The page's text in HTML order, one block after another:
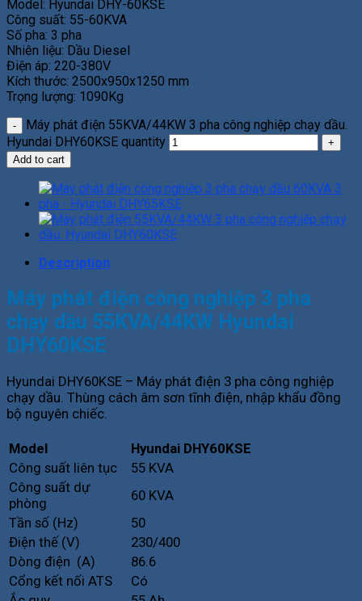
Model: Hyundai DHY-60KSE
Công suất: 55-60KVA
Số pha: 3 pha
Nhiên liệu: Dầu Diesel
Điện áp: 220-380V
Kích thước: 2500x950x1250 mm
Trọng lượng: 1090Kg
Máy phát điện 55KVA/44KW 3 pha công nghiệp chạy dầu.
Hyundai DHY60KSE quantity
Add to cart
Description
Máy phát điện công nghiệp 3 pha
chạy dầu 55KVA/44KW Hyundai
DHY60KSE
Hyundai DHY60KSE – Máy phát điện 3 pha công nghiệp
chạy dầu. Thùng cách âm sơn tĩnh điện, nhập khẩu đồng
bộ nguyên chiếc.
Model
Hyundai DHY60KSE
Công suất liên tục
55 KVA
Công suất dự
phòng
60 KVA
Tần số (Hz)
50
Điện thế (V)
230/400
Dòng điện (A)
86.6
Cổng kết nối ATS
Có